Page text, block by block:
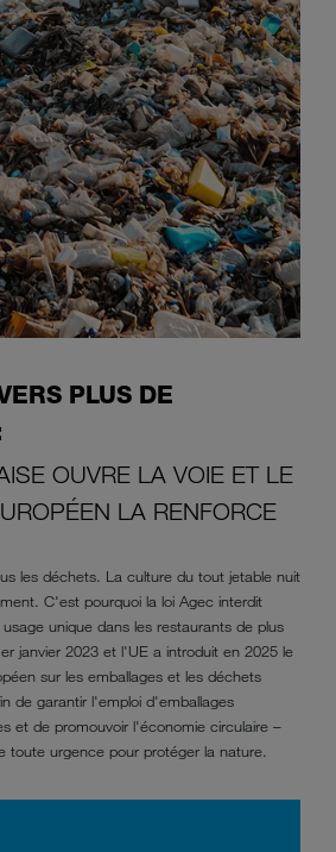
PLUS DE
OUVRE LA VOIE ET LE
LA RENFORCE
les déchets. La culture du tout jetable nuit
C'est pourquoi la loi Agec interdit
unique dans les restaurants de plus
janvier 2023 et l'UE a introduit en 2025 le
sur les emballages et les déchets
de garantir l'emploi d'emballages
et de promouvoir l'économie circulaire –
toute urgence pour protéger la nature.